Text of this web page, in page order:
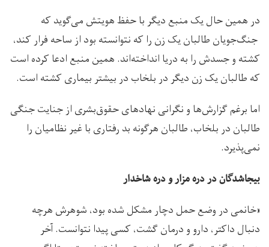
در همین حال یک منبع دیگر با حفظ هویتش می‌گوید که
جنگ‌جویان طالبان یک زن را که نتوانسته بود از ساحه فرار کند،
کشته و جسدش را به دریا انداخته‌اند. همین منبع ادعا کرده است
که طالبان یک زن دیگر در بلخاب در بیشتر بیماری کشته است.
اما برغم گزارش‌ها و نگرانی نهادهای حقوق‌بشری از جنایت جنگی
طالبان در بلخاب، طالبان هرگونه بد رفتاری با غیر نظامیان را
نمی‌پذیرد.
بیجاشدگان در دره‌ مزار و دره شاخدار
«خانمی در وضع حمل دچار مشکل شده بود، شوهرش هرچه
دنبال داکتر، دارو و درمان گشت، کسی پیدا نتوانست. آخر